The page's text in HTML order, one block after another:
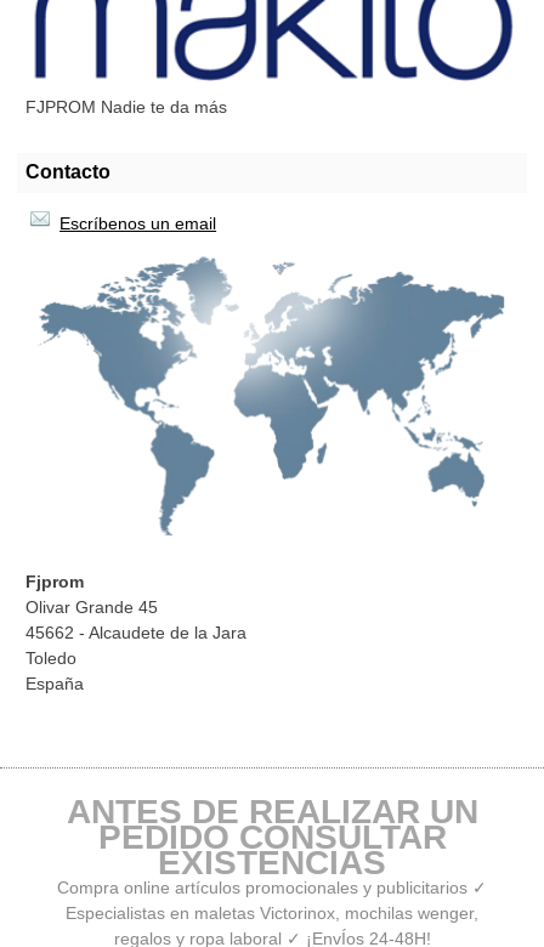
FJPROM Nadie te da más
Contacto
Escríbenos un email
Fjprom
Olivar Grande 45
45662 - Alcaudete de la Jara
Toledo
España
ANTES DE REALIZAR UN
PEDIDO CONSULTAR
EXISTENCIAS
Compra online artículos promocionales y publicitarios ✓
Especialistas en maletas Victorinox, mochilas wenger,
regalos y ropa laboral ✓ ¡EnvÍos 24-48H!